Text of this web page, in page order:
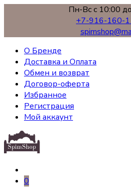
Пн-Вс с 10:00
+7-916-160-
О Бренде
Доставка и Оплата
Обмен и возврат
Договор-оферта
Избранное
Регистрация
Мой аккаунт
0